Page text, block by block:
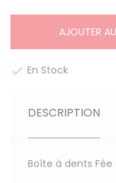
AJOUTER
 En Stock
DESCRIPTION
Boîte à dents